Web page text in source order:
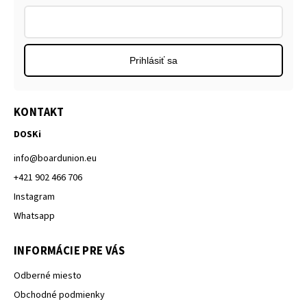
KONTAKT
DOSKi
info@boardunion.eu
+421 902 466 706
Instagram
Whatsapp
INFORMÁCIE PRE VÁS
Odberné miesto
Obchodné podmienky
Prihlásiť sa